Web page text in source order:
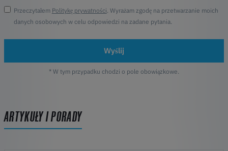
Przeczytałem Politykę prywatności . Wyrażam zgodę na przetwarzanie moich
danych osobowych w celu odpowiedzi na zadane pytania.
Wyślij
* W tym przypadku chodzi o pole obowiązkowe.
ARTYKUŁY I PORADY